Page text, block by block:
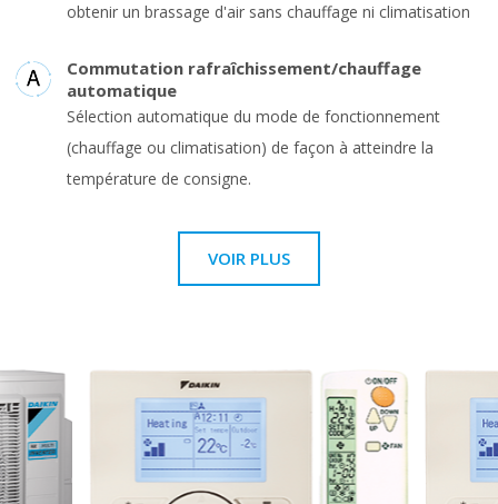
obtenir un brassage d'air sans chauffage ni climatisation
Commutation rafraîchissement/chauffage
automatique
Sélection automatique du mode de fonctionnement
(chauffage ou climatisation) de façon à atteindre la
température de consigne.
VOIR PLUS